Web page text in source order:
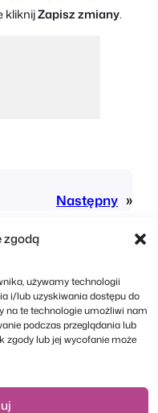
zgodą
używamy technologii
i/lub uzyskiwania dostępu do
na te technologie umożliwi nam
podczas przeglądania lub
zgody lub jej wycofanie może
kliknijZapisz zmiany.
Następny »
Wszelkie prawa